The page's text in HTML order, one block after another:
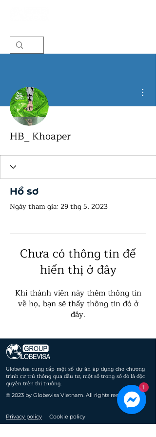
HB_ Khoaper
Hồ sơ
Ngày tham gia: 29 thg 5, 2023
Chưa có thông tin để
hiển thị ở đây
Khi thành viên này thêm thông tin
về họ, bạn sẽ thấy thông tin đó ở
đây.
Globevisa cung cấp một số dự án áp dụng cho chương
trình cư trú thông qua đầu tư, một số trong số đó là độc
quyền trên thị trường.
© 2023 by Globevisa Vietnam. All rights reserved.
Privacy policy Cookie policy
1